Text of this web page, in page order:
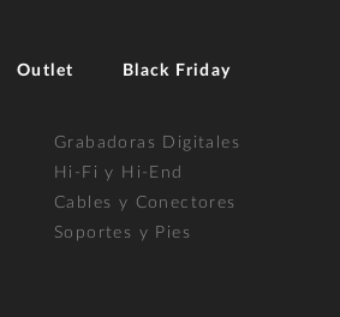
Outlet Black Friday
Grabadoras Digitales
Hi-Fi y Hi-End
Cables y Conectores
Soportes y Pies